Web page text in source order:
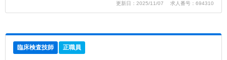
更新日：2025/11/07 求人番号：694310
臨床検査技師 正職員